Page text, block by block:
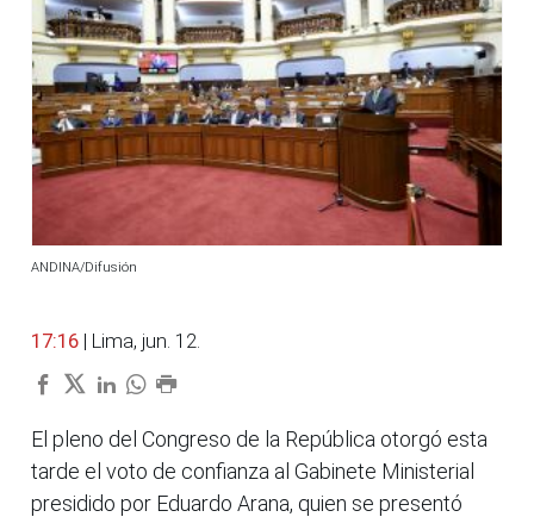
ANDINA/Difusión
17:16 | Lima, jun. 12.
El pleno del Congreso de la República otorgó esta
tarde el voto de confianza al Gabinete Ministerial
presidido por Eduardo Arana, quien se presentó